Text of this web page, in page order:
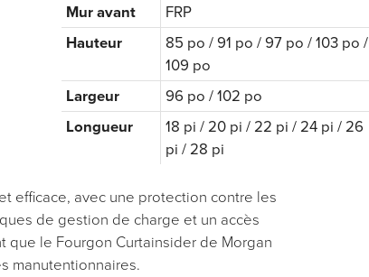
Mur avant
FRP
Hauteur
85 po / 91 po / 97 po / 103 po /
109 po
Largeur
96 po / 102 po
Longueur
18 pi / 20 pi / 22 pi / 24 pi / 26
pi / 28 pi
efficace, avec une protection contre les
de gestion de charge et un accès
que le Fourgon Curtainsider de Morgan
manutentionnaires.